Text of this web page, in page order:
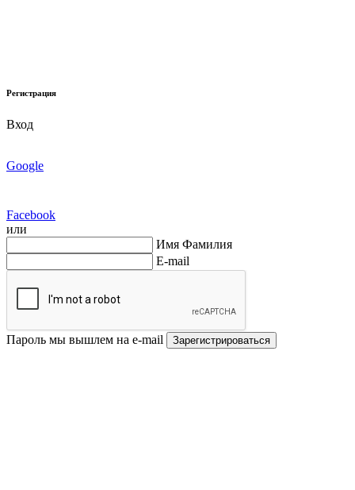
Регистрация
Вход
Google
Facebook
или
Имя Фамилия
E-mail
Пароль мы вышлем на e-mail Зарегистрироваться